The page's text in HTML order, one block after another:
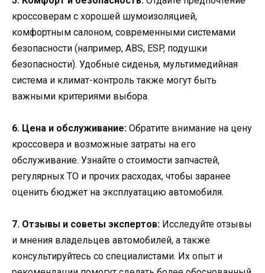
кроссоверам с хорошей шумоизоляцией,
комфортным салоном, современными системами
безопасности (например, ABS, ESP, подушки
безопасности). Удобные сиденья, мультимедийная
система и климат-контроль также могут быть
важными критериями выбора.
6. Цена и обслуживание: Обратите внимание на цену
кроссовера и возможные затраты на его
обслуживание. Узнайте о стоимости запчастей,
регулярных ТО и прочих расходах, чтобы заранее
оценить бюджет на эксплуатацию автомобиля.
7. Отзывы и советы экспертов: Исследуйте отзывы
и мнения владельцев автомобилей, а также
консультируйтесь со специалистами. Их опыт и